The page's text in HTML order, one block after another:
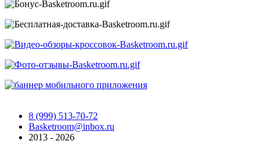
8 (999) 513-70-72
Basketroom@inbox.ru
2013 - 2026